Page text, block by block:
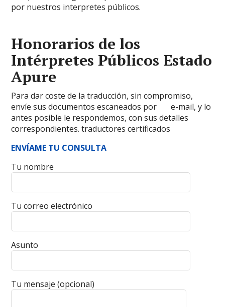
por nuestros interpretes públicos.
Honorarios de los
Intérpretes Públicos Estado
Apure
Para dar coste de la traducción, sin compromiso,
envíe sus documentos escaneados por e-mail, y lo
antes posible le respondemos, con sus detalles
correspondientes. traductores certificados
ENVÍAME TU CONSULTA
Tu nombre
Tu correo electrónico
Asunto
Tu mensaje (opcional)